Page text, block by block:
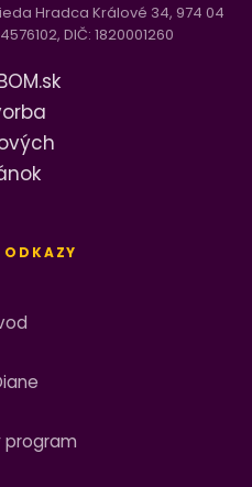
Hradca Králové 34, 974 04
DIČ: 1820001260
ODKAZY
program